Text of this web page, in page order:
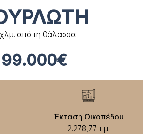
από τη θάλασσα
99.000€
Έκταση Οικοπέδου
2.278,77 τ.μ.